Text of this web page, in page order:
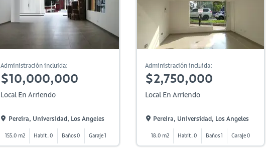
Administración incluida:
$10,000,000
Local En Arriendo
Pereira, Universidad, Los Angeles
155.0 m2 Habit. 0 Baños 0 Garaje 1
Administración incluida:
$2,750,000
Local En Arriendo
Pereira, Universidad, Los Angeles
18.0 m2 Habit. 0 Baños 1 Garaje 0